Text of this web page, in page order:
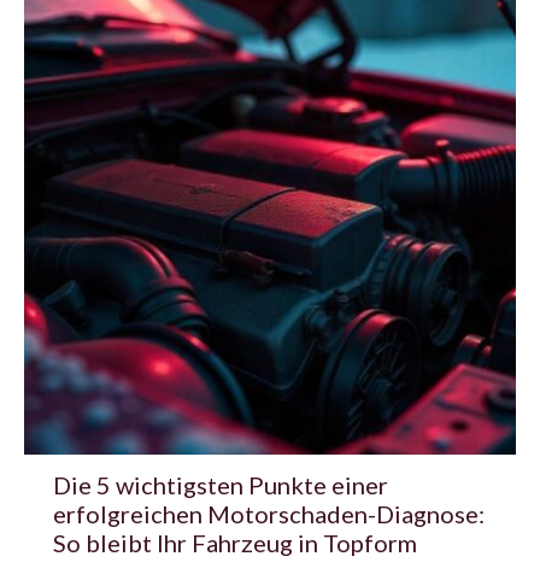
Die 5 wichtigsten Punkte einer
erfolgreichen Motorschaden-Diagnose:
So bleibt Ihr Fahrzeug in Topform